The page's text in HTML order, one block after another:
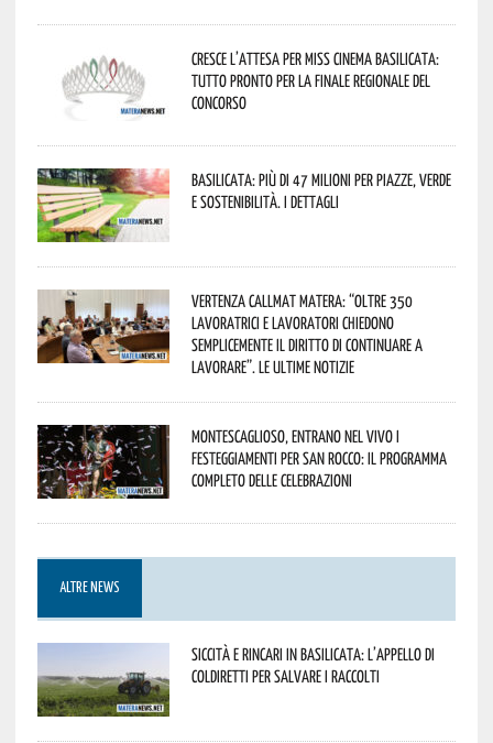
Cresce l’attesa per Miss Cinema Basilicata:
tutto pronto per la finale regionale del
concorso
Basilicata: più di 47 milioni per piazze, verde
e sostenibilità. I dettagli
Vertenza CallMat Matera: “Oltre 350
lavoratrici e lavoratori chiedono
semplicemente il diritto di continuare a
lavorare”. Le ultime notizie
Montescaglioso, entrano nel vivo i
festeggiamenti per San Rocco: il programma
completo delle celebrazioni
ALTRE NEWS
Siccità e rincari in Basilicata: l’appello di
Coldiretti per salvare i raccolti